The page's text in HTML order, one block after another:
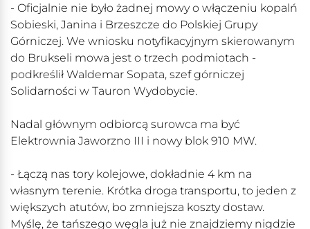
- Oficjalnie nie było żadnej mowy o włączeniu kopalń
Sobieski, Janina i Brzeszcze do Polskiej Grupy
Górniczej. We wniosku notyfikacyjnym skierowanym
do Brukseli mowa jest o trzech podmiotach -
podkreślił Waldemar Sopata, szef górniczej
Solidarności w Tauron Wydobycie.
Nadal głównym odbiorcą surowca ma być
Elektrownia Jaworzno III i nowy blok 910 MW.
- Łączą nas tory kolejowe, dokładnie 4 km na
własnym terenie. Krótka droga transportu, to jeden z
większych atutów, bo zmniejsza koszty dostaw.
Myślę, że tańszego węgla już nie znajdziemy nigdzie